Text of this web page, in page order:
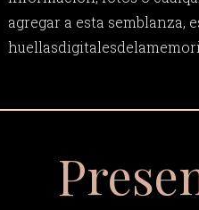
agregar a esta semblanza,